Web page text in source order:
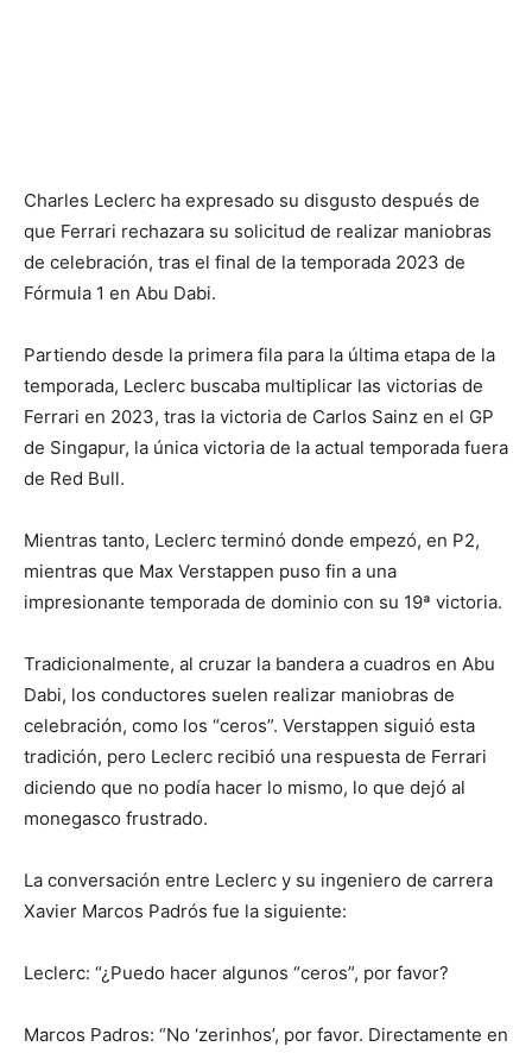
Charles Leclerc ha expresado su disgusto después de
que Ferrari rechazara su solicitud de realizar maniobras
de celebración, tras el final de la temporada 2023 de
Fórmula 1 en Abu Dabi.
Partiendo desde la primera fila para la última etapa de la
temporada, Leclerc buscaba multiplicar las victorias de
Ferrari en 2023, tras la victoria de Carlos Sainz en el GP
de Singapur, la única victoria de la actual temporada fuera
de Red Bull.
Mientras tanto, Leclerc terminó donde empezó, en P2,
mientras que Max Verstappen puso fin a una
impresionante temporada de dominio con su 19ª victoria.
Tradicionalmente, al cruzar la bandera a cuadros en Abu
Dabi, los conductores suelen realizar maniobras de
celebración, como los “ceros”. Verstappen siguió esta
tradición, pero Leclerc recibió una respuesta de Ferrari
diciendo que no podía hacer lo mismo, lo que dejó al
monegasco frustrado.
La conversación entre Leclerc y su ingeniero de carrera
Xavier Marcos Padrós fue la siguiente:
Leclerc: “¿Puedo hacer algunos “ceros”, por favor?
Marcos Padros: “No ‘zerinhos’, por favor. Directamente en